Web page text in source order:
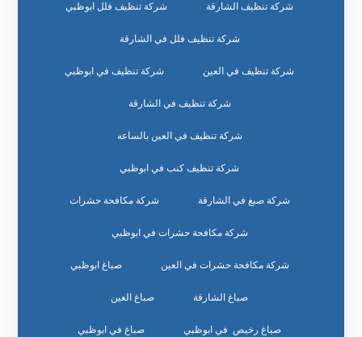
شركة تنظيف الشارقة شركة تنظيف فلل ابوظبي
شركة تنظيف فلل في الشارقة
شركة تنظيف في العين شركة تنظيف في ابوظبي
شركة تنظيف في الشارقة
شركة تنظيف في العين بالساعه
شركة تنظيف كنب في ابوظبي
شركة صبغ في الشارقة شركة مكافحة حشرات
شركة مكافحة حشرات في ابوظبي
شركة مكافحة حشرات في العين صباغ ابوظبي
صباغ الشارقة صباغ العين
صباغ رخيص في ابوظبي صباغ في ابوظبي